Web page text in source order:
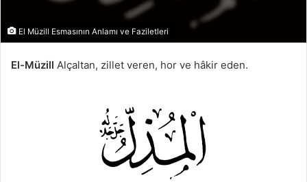
El Müzill Esmasının Anlamı ve Faziletleri
El-Müzill Alçaltan, zillet veren, hor ve hâkir eden.